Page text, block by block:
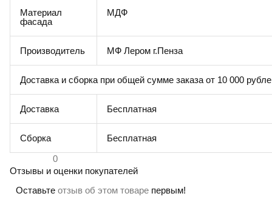
Материал
фасада
МДФ
Производитель МФ Лером г.Пенза
Доставка и сборка при общей сумме заказа от 10 000
Доставка Бесплатная
Сборка
Бесплатная
0
Отзывы и оценки покупателей
Оставьте отзыв об этом товаре первым!